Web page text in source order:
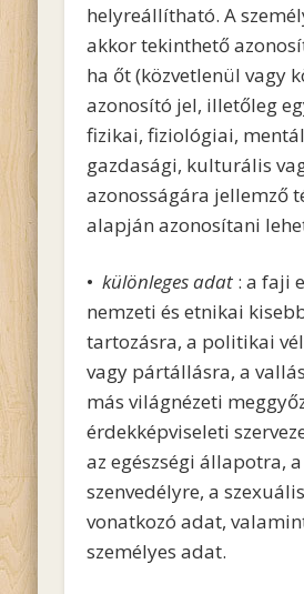
helyreállítható. A
akkor tekinthető
ha őt (közvetlenül vagy
azonosító jel, illetőleg
fizikai, fiziológiai,
gazdasági, kulturális
azonosságára jellemző
alapján azonosítani
•különleges adat : a faji
nemzeti és etnikai
tartozásra, a politikai
vagy pártállásra, a
más világnézeti
érdekképviseleti
az egészségi állapotra,
szenvedélyre, a
vonatkozó adat,
személyes adat.